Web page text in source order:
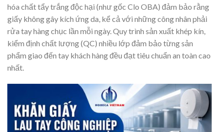
hóa chất tẩy trắng độc hại (như gốc Clo OBA) đảm bảo rằng
giấy không gây kích ứng da, kể cả với những công nhân phải
rửa tay hàng chục lần mỗi ngày. Quy trình sản xuất khép kín,
kiểm định chất lượng (QC) nhiều lớp đảm bảo từng sản
phẩm giao đến tay khách hàng đều đạt tiêu chuẩn an toàn cao
nhất.